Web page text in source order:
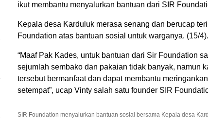
ikut membantu menyalurkan bantuan dari SIR
Kepala desa Karduluk merasa senang dan berucap
Foundation atas bantuan sosial untuk warganya. (15/4).
“Maaf Pak Kades, untuk bantuan dari Sir Foundation
sejumlah sembako dan pakaian tidak banyak, namun
tersebut bermanfaat dan dapat membantu
setempat”, ucap Vinty salah satu founder SIR
SIR Foundation menyalurkan bantuan sosial bersama Kepala desa